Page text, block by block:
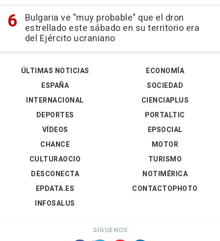
Bulgaria ve "muy probable" que el dron
estrellado este sábado en su territorio era
del Ejército ucraniano
ÚLTIMAS NOTICIAS
ESPAÑA
INTERNACIONAL
DEPORTES
VÍDEOS
ECONOMÍA
SOCIEDAD
CIENCIAPLUS
PORTALTIC
EPSOCIAL
CHANCE
CULTURAOCIO
DESCONECTA
EPDATA.ES
INFOSALUS
MOTOR
TURISMO
NOTIMÉRICA
CONTACTOPHOTO
SÍGUENOS